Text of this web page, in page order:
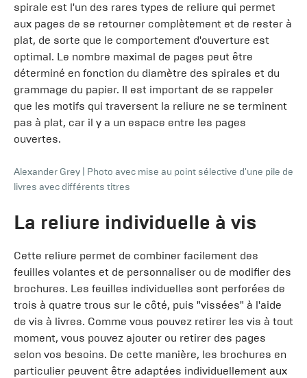
spirale est l'un des rares types de reliure qui permet
aux pages de se retourner complètement et de rester à
plat, de sorte que le comportement d'ouverture est
optimal. Le nombre maximal de pages peut être
déterminé en fonction du diamètre des spirales et du
grammage du papier. Il est important de se rappeler
que les motifs qui traversent la reliure ne se terminent
pas à plat, car il y a un espace entre les pages
ouvertes.
Alexander Grey
Photo avec mise au point sélective d'une pile de
livres avec différents titres
La reliure individuelle à vis
Cette reliure permet de combiner facilement des
feuilles volantes et de personnaliser ou de modifier des
brochures. Les feuilles individuelles sont perforées de
trois à quatre trous sur le côté, puis "vissées" à l'aide
de vis à livres. Comme vous pouvez retirer les vis à tout
moment, vous pouvez ajouter ou retirer des pages
selon vos besoins. De cette manière, les brochures en
particulier peuvent être adaptées individuellement aux